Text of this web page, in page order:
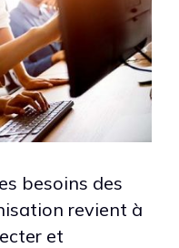
besoins des
revient à
et